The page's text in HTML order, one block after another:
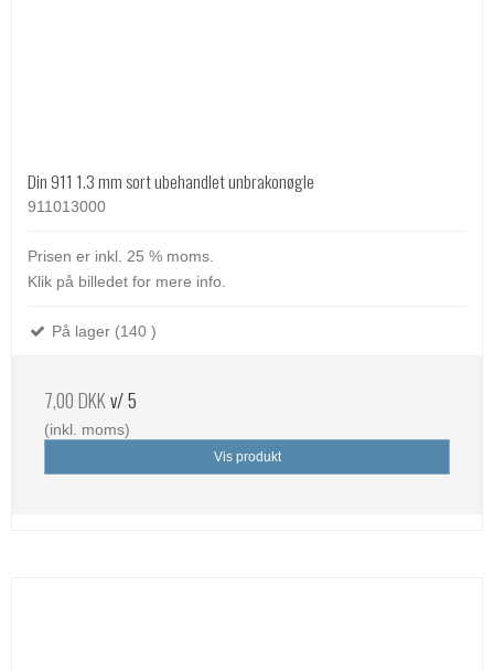
Din 911 1.3 mm sort ubehandlet unbrakonøgle
911013000
Prisen er inkl. 25 % moms.
Klik på billedet for mere info.
På lager (140 )
7,00 DKKv/ 5
(inkl. moms)
Vis produkt